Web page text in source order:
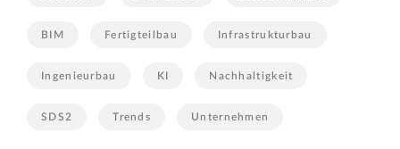
BIM Fertigteilbau Infrastrukturbau
Ingenieurbau KI Nachhaltigkeit
SDS2 Trends Unternehmen